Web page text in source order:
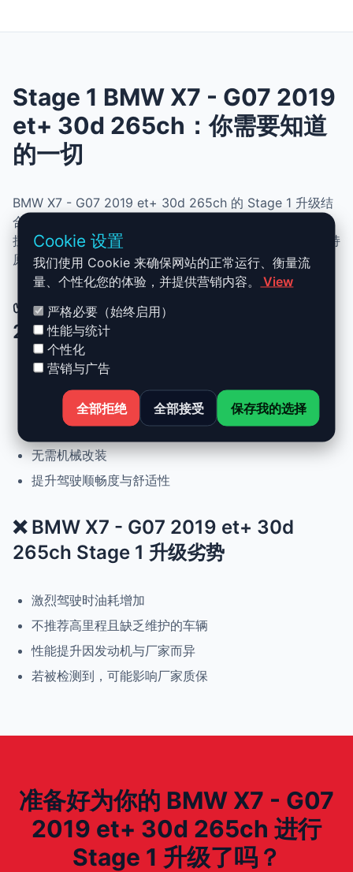
Stage 1 BMW X7 - G07 2019
et+ 30d 265ch：你需要知道
的一切
BMW X7 - G07 2019 et+ 30d 265ch 的 Stage 1 升级结
合了性能、安全与简便性。无需机械改动，即可提升动力、
扭矩并优化油耗。非常适合追求更灵敏驾驶体验且希望保持
原厂可靠性的车主。
✅ BMW X7 - G07 2019 et+ 30d
265ch Stage 1 升级优势
动力提升高达 +30%，扭矩提升 +25%
正常驾驶下优化油耗
可随时恢复原厂设置
无需机械改装
提升驾驶顺畅度与舒适性
❌ BMW X7 - G07 2019 et+ 30d
265ch Stage 1 升级劣势
激烈驾驶时油耗增加
不推荐高里程且缺乏维护的车辆
性能提升因发动机与厂家而异
若被检测到，可能影响厂家质保
准备好为你的 BMW X7 - G07
2019 et+ 30d 265ch 进行
Stage 1 升级了吗？
Cookie 设置
我们使用 Cookie 来确保网站的正常运行、衡量流
量、个性化您的体验，并提供营销内容。
View
严格必要（始终启用）
性能与统计
个性化
营销与广告
全部拒绝 全部接受 保存我的选择